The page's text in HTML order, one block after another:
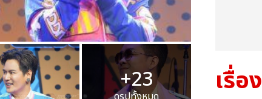
+23 เรื่อง